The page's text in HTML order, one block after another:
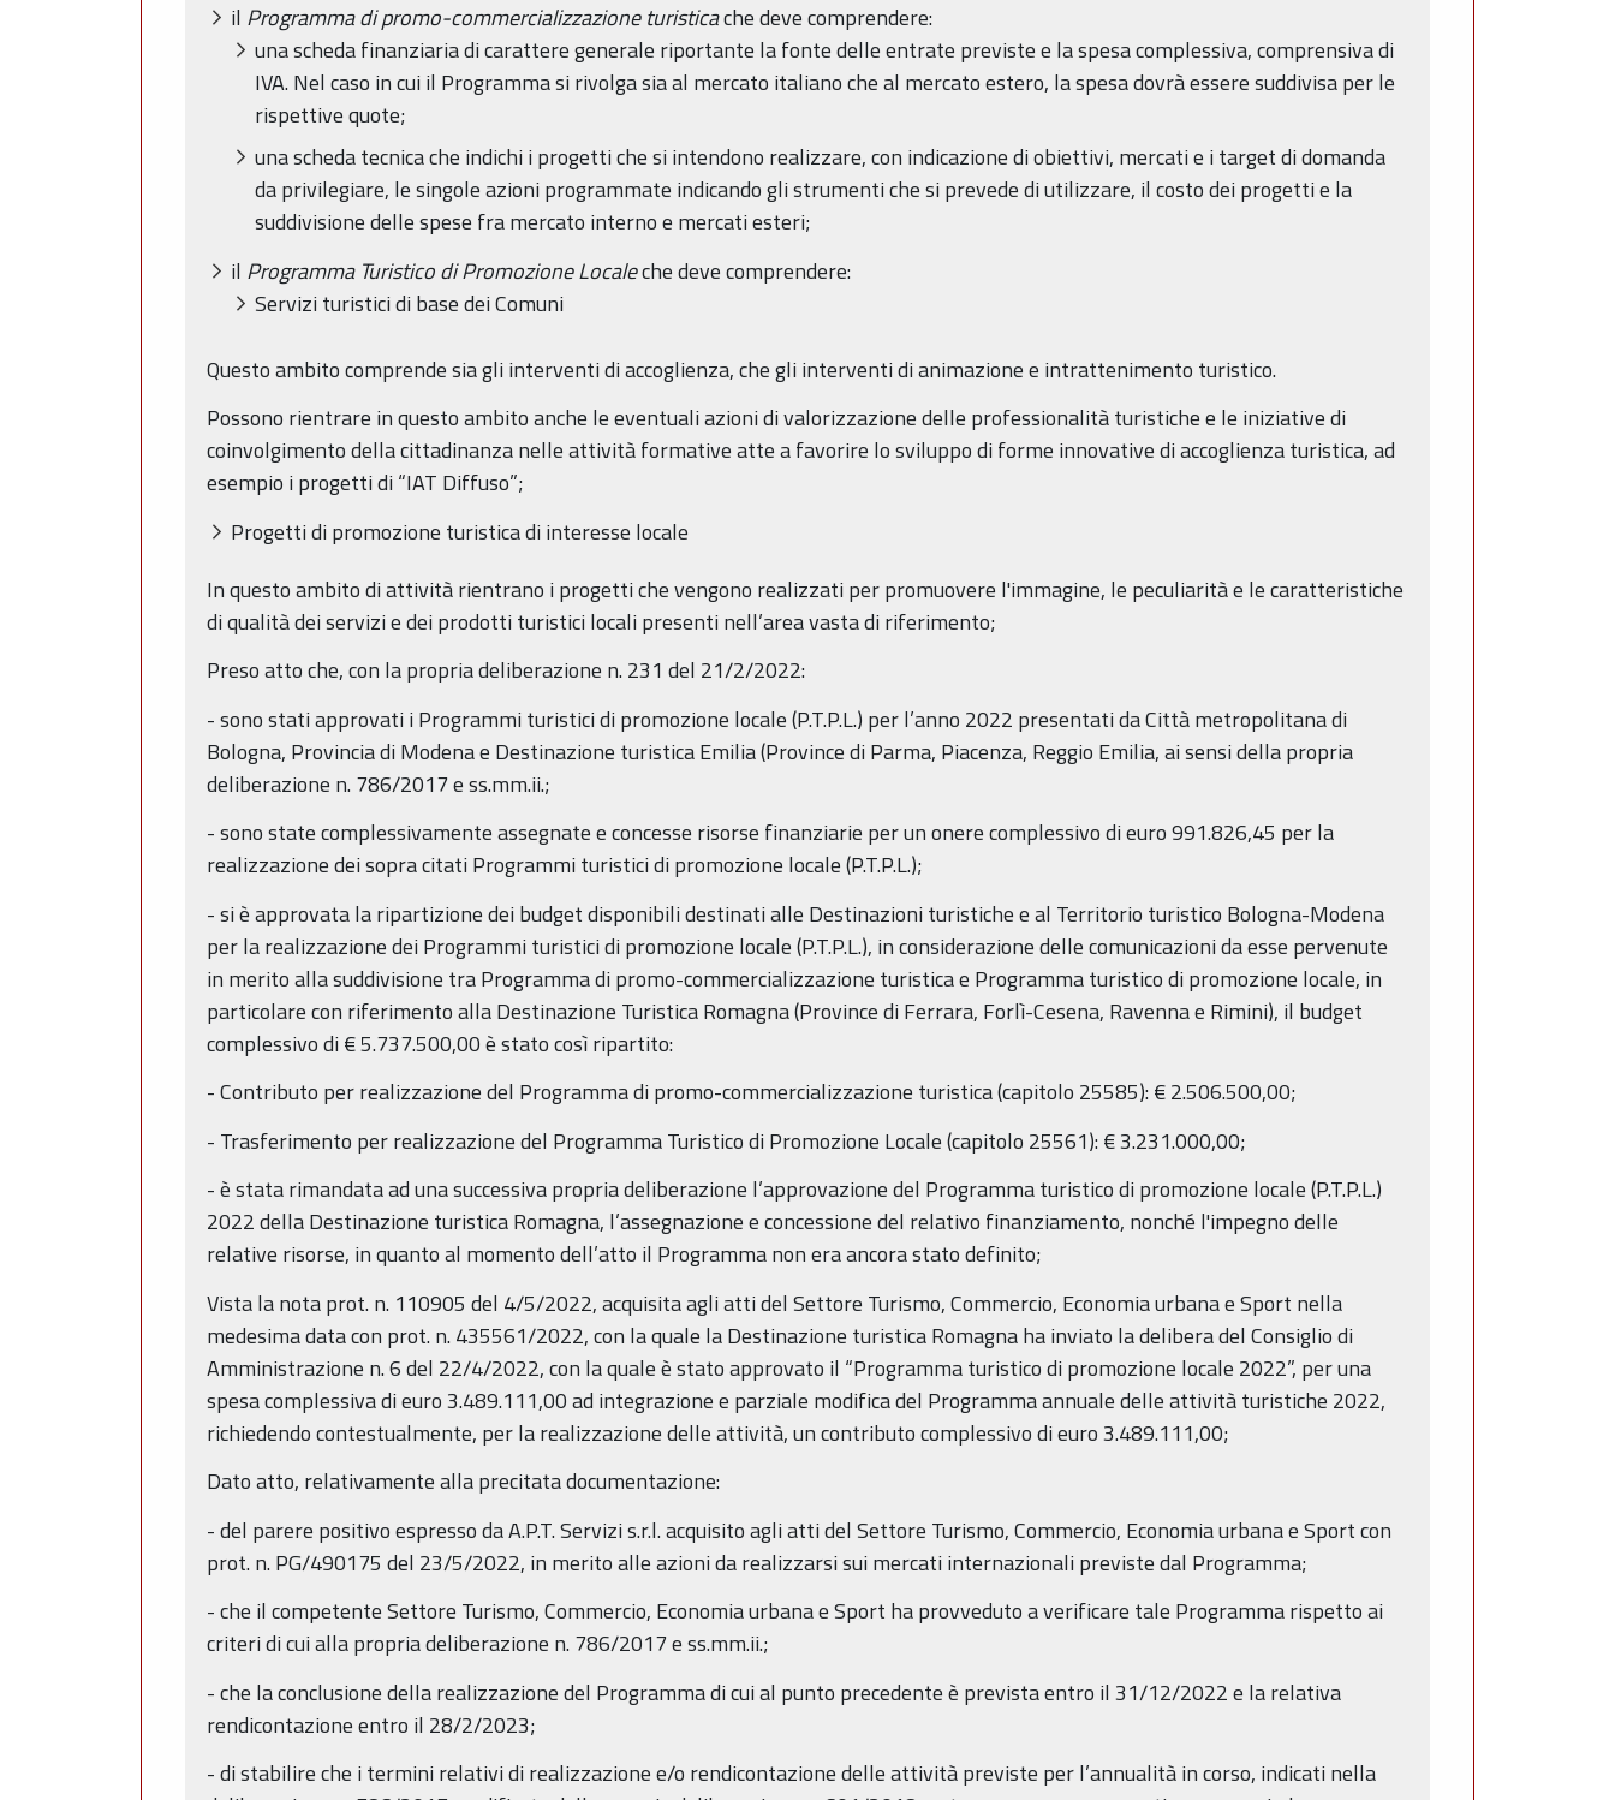
il Programma di promo-commercializzazione turisticache deve comprendere:
una scheda finanziaria di carattere generale riportante la fonte delle entrate previste e la spesa complessiva, comprensiva di
IVA. Nel caso in cui il Programma si rivolga sia al mercato italiano che al mercato estero, la spesa dovrà essere suddivisa per le
rispettive quote;
una scheda tecnica che indichi i progetti che si intendono realizzare, con indicazione di obiettivi, mercati e i target di domanda
da privilegiare, le singole azioni programmate indicando gli strumenti che si prevede di utilizzare, il costo dei progetti e la
suddivisione delle spese fra mercato interno e mercati esteri;
il Programma Turistico di Promozione Localeche deve comprendere:
Servizi turistici di base dei Comuni
Questo ambito comprende sia gli interventi di accoglienza, che gli interventi di animazione e intrattenimento turistico.
Possono rientrare in questo ambito anche le eventuali azioni di valorizzazione delle professionalità turistiche e le iniziative di
coinvolgimento della cittadinanza nelle attività formative atte a favorire lo sviluppo di forme innovative di accoglienza turistica, ad
esempio i progetti di “IAT Diffuso”;
Progetti di promozione turistica di interesse locale
In questo ambito di attività rientrano i progetti che vengono realizzati per promuovere l'immagine, le peculiarità e le caratteristiche
di qualità dei servizi e dei prodotti turistici locali presenti nell’area vasta di riferimento;
Preso atto che, con la propria deliberazione n. 231 del 21/2/2022:
- sono stati approvati i Programmi turistici di promozione locale (P.T.P.L.) per l’anno 2022 presentati da Città metropolitana di
Bologna, Provincia di Modena e Destinazione turistica Emilia (Province di Parma, Piacenza, Reggio Emilia, ai sensi della propria
deliberazione n. 786/2017 e ss.mm.ii.;
- sono state complessivamente assegnate e concesse risorse finanziarie per un onere complessivo di euro 991.826,45 per la
realizzazione dei sopra citati Programmi turistici di promozione locale (P.T.P.L.);
- si è approvata la ripartizione dei budget disponibili destinati alle Destinazioni turistiche e al Territorio turistico Bologna-Modena
per la realizzazione dei Programmi turistici di promozione locale (P.T.P.L.), in considerazione delle comunicazioni da esse pervenute
in merito alla suddivisione tra Programma di promo-commercializzazione turistica e Programma turistico di promozione locale, in
particolare con riferimento alla Destinazione Turistica Romagna (Province di Ferrara, Forlì-Cesena, Ravenna e Rimini), il budget
complessivo di € 5.737.500,00 è stato così ripartito:
- Contributo per realizzazione del Programma di promo-commercializzazione turistica (capitolo 25585): € 2.506.500,00;
- Trasferimento per realizzazione del Programma Turistico di Promozione Locale (capitolo 25561): € 3.231.000,00;
- è stata rimandata ad una successiva propria deliberazione l’approvazione del Programma turistico di promozione locale (P.T.P.L.)
2022 della Destinazione turistica Romagna, l’assegnazione e concessione del relativo finanziamento, nonché l'impegno delle
relative risorse, in quanto al momento dell’atto il Programma non era ancora stato definito;
Vista la nota prot. n. 110905 del 4/5/2022, acquisita agli atti del Settore Turismo, Commercio, Economia urbana e Sport nella
medesima data con prot. n. 435561/2022, con la quale la Destinazione turistica Romagna ha inviato la delibera del Consiglio di
Amministrazione n. 6 del 22/4/2022, con la quale è stato approvato il “Programma turistico di promozione locale 2022”, per una
spesa complessiva di euro 3.489.111,00 ad integrazione e parziale modifica del Programma annuale delle attività turistiche 2022,
richiedendo contestualmente, per la realizzazione delle attività, un contributo complessivo di euro 3.489.111,00;
Dato atto, relativamente alla precitata documentazione:
- del parere positivo espresso da A.P.T. Servizi s.r.l. acquisito agli atti del Settore Turismo, Commercio, Economia urbana e Sport con
prot. n. PG/490175 del 23/5/2022, in merito alle azioni da realizzarsi sui mercati internazionali previste dal Programma;
- che il competente Settore Turismo, Commercio, Economia urbana e Sport ha provveduto a verificare tale Programma rispetto ai
criteri di cui alla propria deliberazione n. 786/2017 e ss.mm.ii.;
- che la conclusione della realizzazione del Programma di cui al punto precedente è prevista entro il 31/12/2022 e la relativa
rendicontazione entro il 28/2/2023;
- di stabilire che i termini relativi di realizzazione e/o rendicontazione delle attività previste per l’annualità in corso, indicati nella